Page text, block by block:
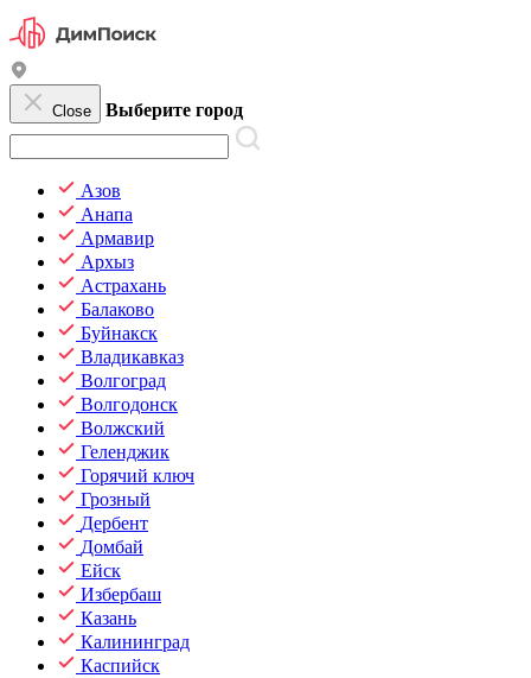
Close Выберите город
Азов
Анапа
Армавир
Архыз
Астрахань
Балаково
Буйнакск
Владикавказ
Волгоград
Волгодонск
Волжский
Геленджик
Горячий ключ
Грозный
Дербент
Домбай
Ейск
Избербаш
Казань
Калининград
Каспийск